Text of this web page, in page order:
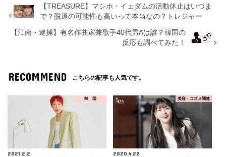
【TREASURE】マシホ・イェダムの活動休止はいつま
で？脱退の可能性も高いって本当なの？トレジャー
【江南・逮捕】有名作曲家兼歌手40代男Aは誰？韓国の
反応も調べてみた！
RECOMMEND こちらの記事も人気です。
韓 国
2021.2.2
美容・コスメ関連
2020.4.22